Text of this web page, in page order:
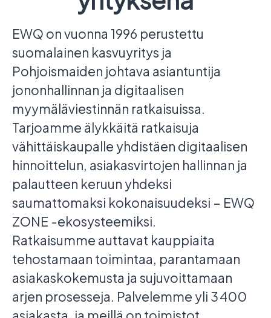
EWQ on vuonna 1996 perustettu
suomalainen kasvuyritys ja
Pohjoismaiden johtava asiantuntija
jononhallinnan ja digitaalisen
myymäläviestinnän ratkaisuissa.
Tarjoamme älykkäitä ratkaisuja
vähittäiskaupalle yhdistäen digitaalisen
hinnoittelun, asiakasvirtojen hallinnan ja
palautteen keruun yhdeksi
saumattomaksi kokonaisuudeksi – EWQ
ZONE -ekosysteemiksi.
Ratkaisumme auttavat kauppiaita
tehostamaan toimintaa, parantamaan
asiakaskokemusta ja sujuvoittamaan
arjen prosesseja. Palvelemme yli 3 400